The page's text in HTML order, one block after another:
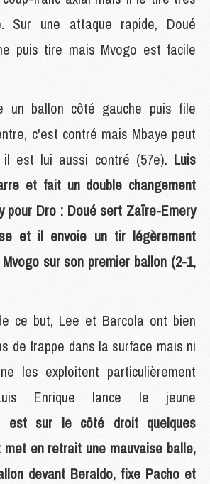
Sur une attaque rapide, Doué
puis tire mais Mvogo est facile
un ballon côté gauche puis file
c'est contré mais Mbaye peut
est lui aussi contré (57e). Luis
et fait un double changement
pour Dro : Doué sert Zaïre-Emery
et il envoie un tir légèrement
sur son premier ballon (2-1,
ce but, Lee et Barcola ont bien
de frappe dans la surface mais ni
les exploitent particulièrement
Enrique lance le jeune
est sur le côté droit quelques
en retrait une mauvaise balle,
devant Beraldo, fixe Pacho et